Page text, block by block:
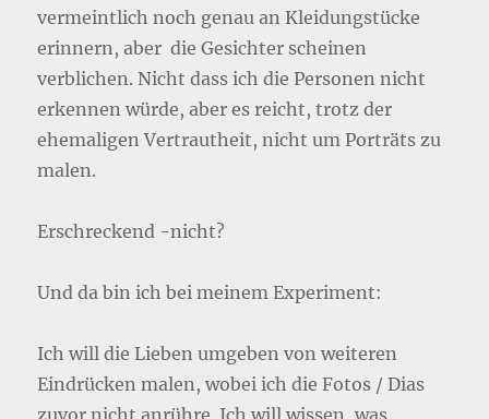
vermeintlich noch genau an Kleidungstücke
erinnern, aber die Gesichter scheinen
verblichen. Nicht dass ich die Personen nicht
erkennen würde, aber es reicht, trotz der
ehemaligen Vertrautheit, nicht um Porträts zu
malen.
Erschreckend -nicht?
Und da bin ich bei meinem Experiment:
Ich will die Lieben umgeben von weiteren
Eindrücken malen, wobei ich die Fotos / Dias